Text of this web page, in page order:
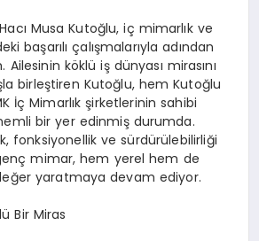
Musa Kutoğlu, iç mimarlık ve
başarılı çalışmalarıyla adından
köklü iş dünyası mirasını
birleştiren Kutoğlu, hem Kutoğlu
İç Mimarlık şirketlerinin sahibi
bir yer edinmiş durumda.
fonksiyonellik ve sürdürülebilirliği
mimar, hem yerel hem de
yaratmaya devam ediyor.
Bir Miras